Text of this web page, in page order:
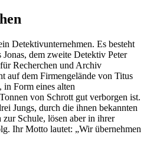
Detektivunternehmen. Es besteht
Jonas, dem zweite Detektiv Peter
Recherchen und Archiv
auf dem Firmengelände von Titus
in Form eines alten
von Schrott gut verborgen ist.
Jungs, durch die ihnen bekannten
Schule, lösen aber in ihrer
Ihr Motto lautet: „Wir übernehmen